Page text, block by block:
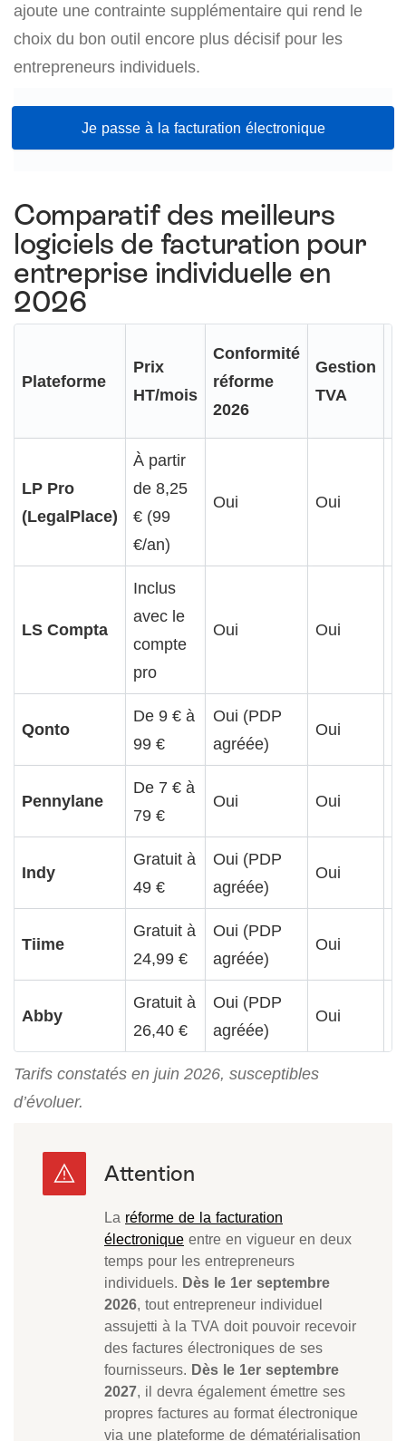
ajoute une contrainte supplémentaire qui rend le
choix du bon outil encore plus décisif pour les
entrepreneurs individuels.
Je passe à la facturation électronique
Comparatif des meilleurs
logiciels de facturation pour
entreprise individuelle en
2026
Plateforme
Prix
HT/mois
Conformité
réforme
2026
Gestion
TVA
LP Pro
(LegalPlace)
À partir
de 8,25
€ (99
€/an)
Oui Oui
LS Compta
Inclus
avec le
compte
pro
Oui Oui
Qonto
De 9 € à
99 €
Oui (PDP
agréée)
Oui
Pennylane
De 7 € à
79 €
Oui Oui
Indy
Gratuit à
49 €
Oui (PDP
agréée)
Oui
Tiime
Gratuit à
24,99 €
Oui (PDP
agréée)
Oui
Abby
Gratuit à
26,40 €
Oui (PDP
agréée)
Oui
Tarifs constatés en juin 2026, susceptibles
d’évoluer.
La réforme de la facturation
électronique entre en vigueur en deux
temps pour les entrepreneurs
individuels. Dès le 1er septembre
2026, tout entrepreneur individuel
assujetti à la TVA doit pouvoir recevoir
des factures électroniques de ses
fournisseurs. Dès le 1er septembre
2027, il devra également émettre ses
propres factures au format électronique
via une plateforme de dématérialisation